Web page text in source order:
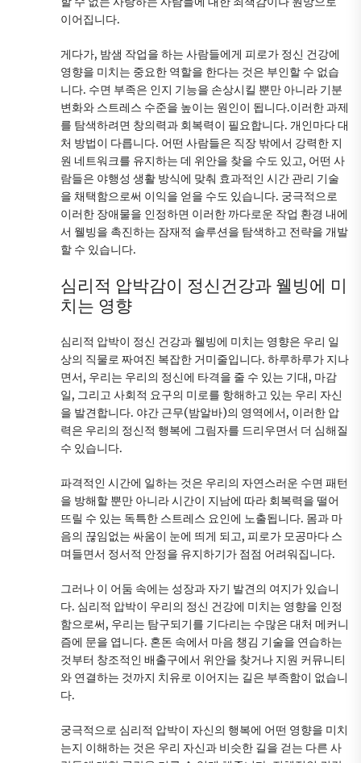
이어집니다.
게다가, 밤샘 작업을 하는 사람들에게 피로가 정신 건강에
영향을 미치는 중요한 역할을 한다는 것은 부인할 수 없습
니다. 수면 부족은 인지 기능을 손상시킬 뿐만 아니라 기분
변화와 스트레스 수준을 높이는 원인이 됩니다.이러한 과제
를 탐색하려면 창의력과 회복력이 필요합니다. 개인마다 대
처 방법이 다릅니다. 어떤 사람들은 직장 밖에서 강력한 지
원 네트워크를 유지하는 데 위안을 찾을 수도 있고, 어떤 사
람들은 야행성 생활 방식에 맞춰 효과적인 시간 관리 기술
을 채택함으로써 이익을 얻을 수도 있습니다. 궁극적으로
이러한 장애물을 인정하면 이러한 까다로운 작업 환경 내에
서 웰빙을 촉진하는 잠재적 솔루션을 탐색하고 전략을 개발
할 수 있습니다.
심리적 압박감이 정신건강과 웰빙에 미
치는 영향
심리적 압박이 정신 건강과 웰빙에 미치는 영향은 우리 일
상의 직물로 짜여진 복잡한 거미줄입니다. 하루하루가 지나
면서, 우리는 우리의 정신에 타격을 줄 수 있는 기대, 마감
일, 그리고 사회적 요구의 미로를 항해하고 있는 우리 자신
을 발견합니다. 야간 근무(밤알바)의 영역에서, 이러한 압
력은 우리의 정신적 행복에 그림자를 드리우면서 더 심해질
수 있습니다.
파격적인 시간에 일하는 것은 우리의 자연스러운 수면 패턴
을 방해할 뿐만 아니라 시간이 지남에 따라 회복력을 떨어
뜨릴 수 있는 독특한 스트레스 요인에 노출됩니다. 몸과 마
음의 끊임없는 싸움이 눈에 띄게 되고, 피로가 모공마다 스
며들면서 정서적 안정을 유지하기가 점점 어려워집니다.
그러나 이 어둠 속에는 성장과 자기 발견의 여지가 있습니
다. 심리적 압박이 우리의 정신 건강에 미치는 영향을 인정
함으로써, 우리는 탐구되기를 기다리는 수많은 대처 메커니
즘에 문을 엽니다. 혼돈 속에서 마음 챙김 기술을 연습하는
것부터 창조적인 배출구에서 위안을 찾거나 지원 커뮤니티
와 연결하는 것까지 치유로 이어지는 길은 부족함이 없습니
다.
궁극적으로 심리적 압박이 자신의 행복에 어떤 영향을 미치
는지 이해하는 것은 우리 자신과 비슷한 길을 걷는 다른 사